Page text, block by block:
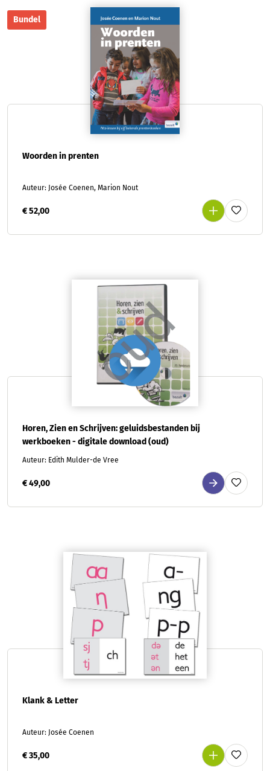
Bundel
Woorden in prenten
Auteur: Josée Coenen, Marion Nout
€ 52,00
Horen, Zien en Schrijven: geluidsbestanden bij
werkboeken - digitale download (oud)
Auteur: Edith Mulder-de Vree
€ 49,00
Klank & Letter
Auteur: Josée Coenen
€ 35,00